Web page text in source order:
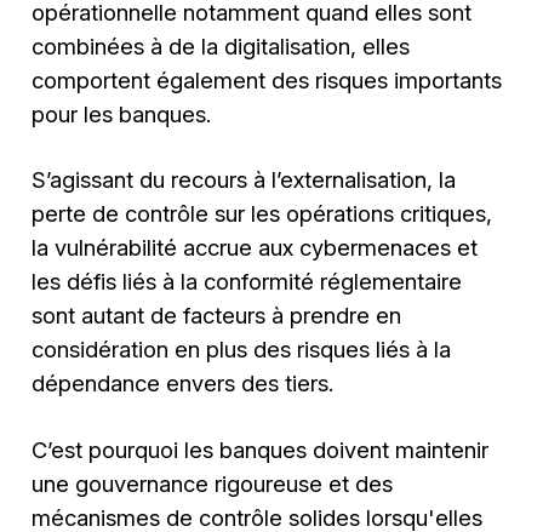
opérationnelle notamment quand elles sont
combinées à de la digitalisation, elles
comportent également des risques importants
pour les banques.
S’agissant du recours à l’externalisation, la
perte de contrôle sur les opérations critiques,
la vulnérabilité accrue aux cybermenaces et
les défis liés à la conformité réglementaire
sont autant de facteurs à prendre en
considération en plus des risques liés à la
dépendance envers des tiers.
C’est pourquoi les banques doivent maintenir
une gouvernance rigoureuse et des
mécanismes de contrôle solides lorsqu'elles